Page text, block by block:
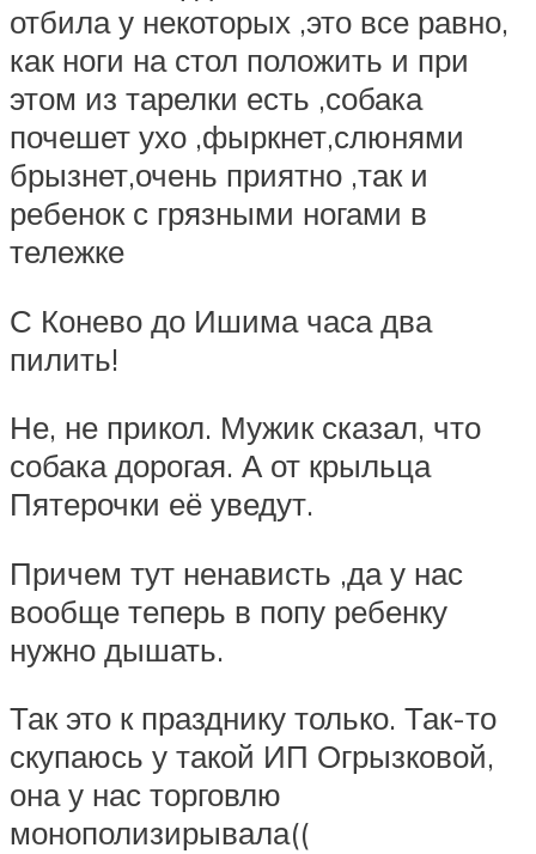
отбила у некоторых ,это все равно,
как ноги на стол положить и при
этом из тарелки есть ,собака
почешет ухо ,фыркнет,слюнями
брызнет,очень приятно ,так и
ребенок с грязными ногами в
тележке
С Конево до Ишима часа два
пилить!
Не, не прикол. Мужик сказал, что
собака дорогая. А от крыльца
Пятерочки её уведут.
Причем тут ненависть ,да у нас
вообще теперь в попу ребенку
нужно дышать.
Так это к празднику только. Так-то
скупаюсь у такой ИП Огрызковой,
она у нас торговлю
монополизирывала((